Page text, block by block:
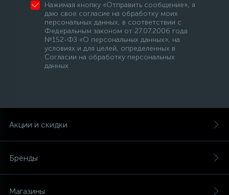
Нажимая кнопку «Отправить сообщение», я
даю свое согласие на обработку моих
персональных данных, в соответствии с
Федеральным законом от 27.07.2006 года
№152-ФЗ «О персональных данных», на
условиях и для целей, определенных в
Согласии на обработку персональных
данных
Акции и скидки
Бренды
Магазины